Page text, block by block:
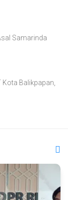
Samarinda
Balikpapan,